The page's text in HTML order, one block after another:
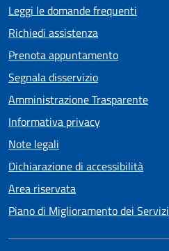
Leggi le domande frequenti
Richiedi assistenza
Prenota appuntamento
Segnala disservizio
Amministrazione Trasparente
Informativa privacy
Note legali
Dichiarazione di accessibilità
Area riservata
Piano di Miglioramento dei Servizi